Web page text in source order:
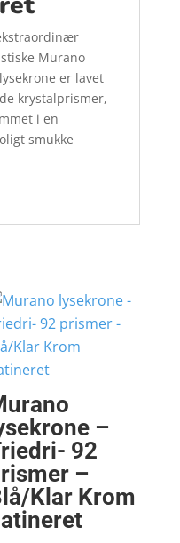
Murano
er lavet
krystalprismer,
i en
smukke
–
92
–
Klar Krom